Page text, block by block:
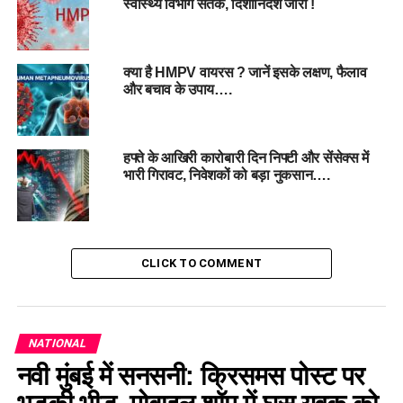
गिरावट के साथ कारोबार कर रहा है, जो निवेशकों के बीच बढ़ते डर और
बेचैनी को दर्शाता है।
#IndianStockMarket #COVIDFear #StockMarketNews
#Bengaluru #FinancialLoss #MarketVolatility #NiftyBank
RELATED TOPICS: BENGALURU COVIDFEAR
HMPV
INDIANSTOCKMARKET
NIFTY
SENSEX
STOCKMARKETCRASH
STOCKMARKETNEWS
स्वास्थ्य विभाग सतर्क, दिशानिर्देश जारी !
क्या है HMPV वायरस ? जानें इसके लक्षण, फैलाव
और बचाव के उपाय….
हफ्ते के आखिरी कारोबारी दिन निफ्टी और सेंसेक्स में
भारी गिरावट, निवेशकों को बड़ा नुकसान….
CLICK TO COMMENT
NATIONAL
नवी मुंबई में सनसनी: क्रिसमस पोस्ट पर